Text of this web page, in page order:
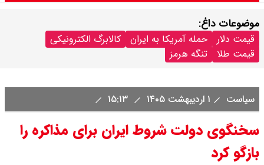
موضوعات داغ:
قیمت دلار حمله آمریکا به ایران
کالابرگ الکترونیکی
قیمت طلا
تنگه هرمز
سیاست ۱ اردیبهشت ۱۴۰۵
سخنگوی دولت شروط ایران برای مذاکره را
بازگو کرد